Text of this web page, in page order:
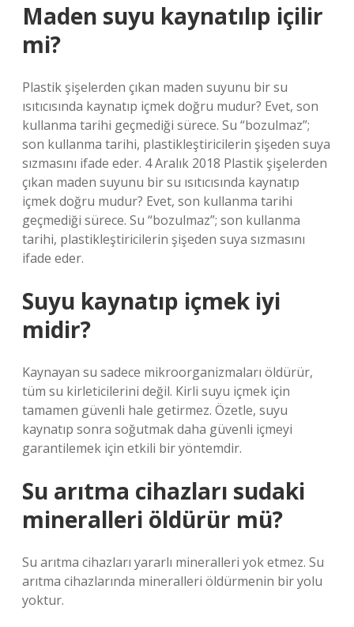
Maden suyu kaynatılıp içilir
mi?
Plastik şişelerden çıkan maden suyunu bir su
ısıtıcısında kaynatıp içmek doğru mudur? Evet, son
kullanma tarihi geçmediği sürece. Su “bozulmaz”;
son kullanma tarihi, plastikleştiricilerin şişeden suya
sızmasını ifade eder. 4 Aralık 2018 Plastik şişelerden
çıkan maden suyunu bir su ısıtıcısında kaynatıp
içmek doğru mudur? Evet, son kullanma tarihi
geçmediği sürece. Su “bozulmaz”; son kullanma
tarihi, plastikleştiricilerin şişeden suya sızmasını
ifade eder.
Suyu kaynatıp içmek iyi
midir?
Kaynayan su sadece mikroorganizmaları öldürür,
tüm su kirleticilerini değil. Kirli suyu içmek için
tamamen güvenli hale getirmez. Özetle, suyu
kaynatıp sonra soğutmak daha güvenli içmeyi
garantilemek için etkili bir yöntemdir.
Su arıtma cihazları sudaki
mineralleri öldürür mü?
Su arıtma cihazları yararlı mineralleri yok etmez. Su
arıtma cihazlarında mineralleri öldürmenin bir yolu
yoktur.